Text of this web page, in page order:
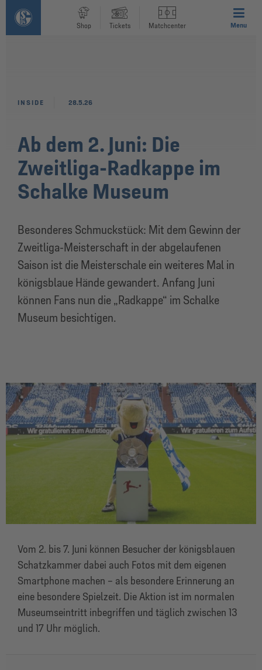
Shop Tickets Matchcenter Menu
Ab dem 2. Juni: Die
Zweitliga-Radkappe im
Schalke Museum
Besonderes Schmuckstück: Mit dem Gewinn der
Zweitliga-Meisterschaft in der abgelaufenen
Saison ist die Meisterschale ein weiteres Mal in
königsblaue Hände gewandert. Anfang Juni
können Fans nun die „Radkappe“ im Schalke
Museum besichtigen.
INSIDE 28.5.26
Vom 2. bis 7. Juni können Besucher der königsblauen
Schatzkammer dabei auch Fotos mit dem eigenen
Smartphone machen – als besondere Erinnerung an
eine besondere Spielzeit. Die Aktion ist im normalen
Museumseintritt inbegriffen und täglich zwischen 13
und 17 Uhr möglich.